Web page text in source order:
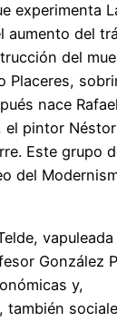
experimenta
aumento del
del
Placeres,
nace
el pintor
Este grupo
del
González
y,
también